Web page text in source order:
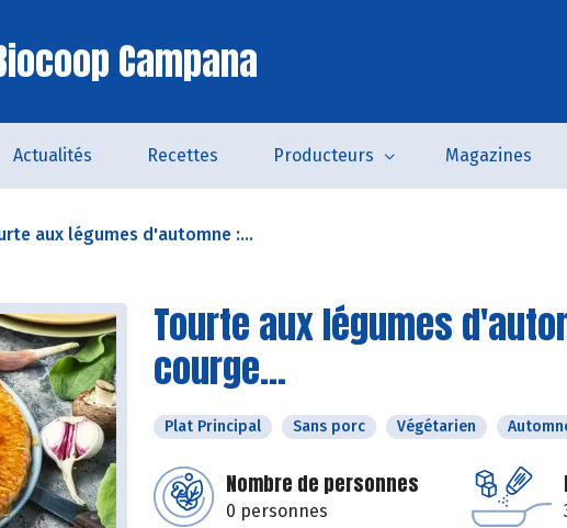
Campana
Actualités Recettes Producteurs Magazines
aux légumes d'automne :...
Tourte aux légumes
courge...
Plat Principal Sans porc Végétarien
Nombre de personnes
0 personnes